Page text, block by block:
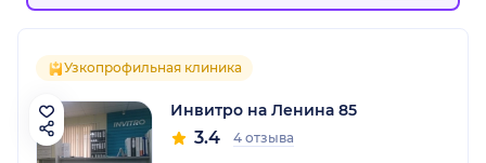
Узкопрофильная клиника
Инвитро на Ленина 85
3.4 4 отзыва